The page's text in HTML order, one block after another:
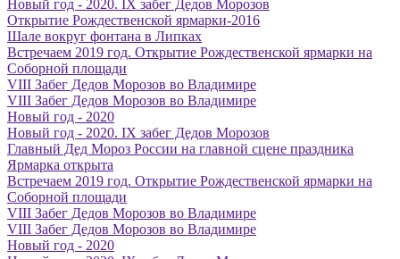
Новый год - 2020. IX забег Дедов Морозов
Открытие Рождественской ярмарки-2016
Шале вокруг фонтана в Липках
Встречаем 2019 год. Открытие Рождественской ярмарки на
Соборной площади
VIII Забег Дедов Морозов во Владимире
VIII Забег Дедов Морозов во Владимире
Новый год - 2020
Новый год - 2020. IX забег Дедов Морозов
Главный Дед Мороз России на главной сцене праздника
Ярмарка открыта
Встречаем 2019 год. Открытие Рождественской ярмарки на
Соборной площади
VIII Забег Дедов Морозов во Владимире
VIII Забег Дедов Морозов во Владимире
Новый год - 2020